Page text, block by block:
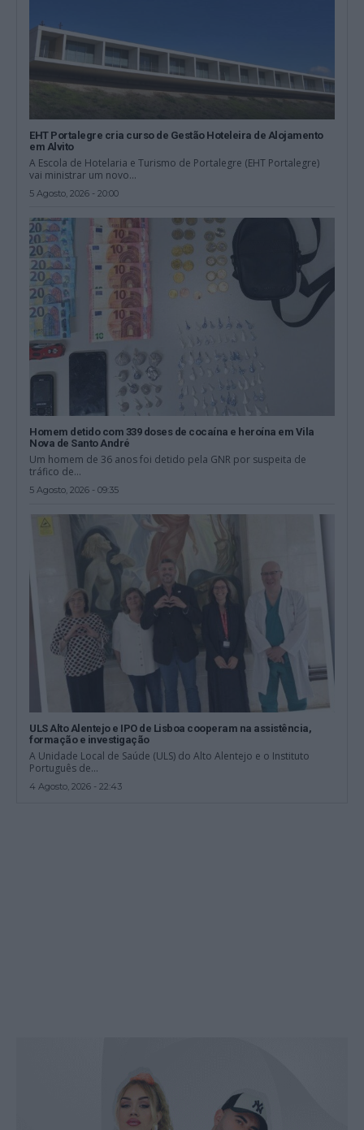
EHT Portalegre cria curso de Gestão Hoteleira de Alojamento
em Alvito
A Escola de Hotelaria e Turismo de Portalegre (EHT Portalegre)
vai ministrar um novo...
5 Agosto, 2026 - 20:00
Homem detido com 339 doses de cocaína e heroína em Vila
Nova de Santo André
Um homem de 36 anos foi detido pela GNR por suspeita de
tráfico de...
5 Agosto, 2026 - 09:35
ULS Alto Alentejo e IPO de Lisboa cooperam na assistência,
formação e investigação
A Unidade Local de Saúde (ULS) do Alto Alentejo e o Instituto
Português de...
4 Agosto, 2026 - 22:43